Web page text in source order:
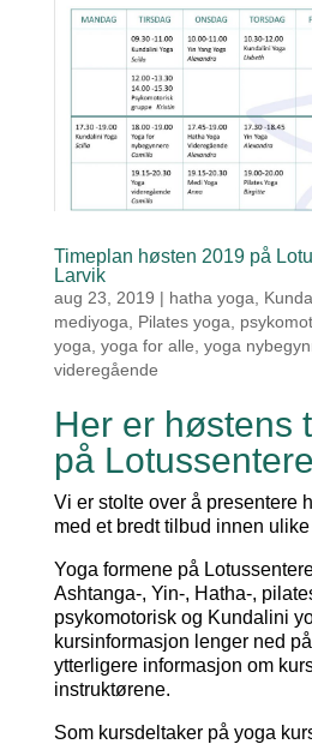
Timeplan høsten 2019 på
Larvik
aug 23, 2019 | hatha yoga
mediyoga
Pilates yoga
yoga yoga for alle yoga
videregående
Her er høstens
på
Vi er stolte over å presentere
med et bredt tilbud innen
Yoga formene på
Ashtanga-, Yin-, Hatha-,
psykomotorisk og Kundalini
kursinformasjon lenger ned
ytterligere informasjon om
instruktørene.
Som kursdeltaker på yoga